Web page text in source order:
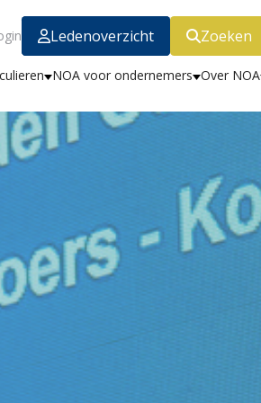
Ledenoverzicht Zoeken
NOA voor ondernemers Over NOA